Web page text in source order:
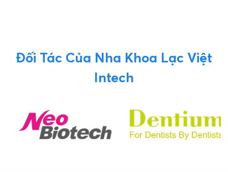
Đối Tác Của Nha Khoa Lạc Việt
Intech